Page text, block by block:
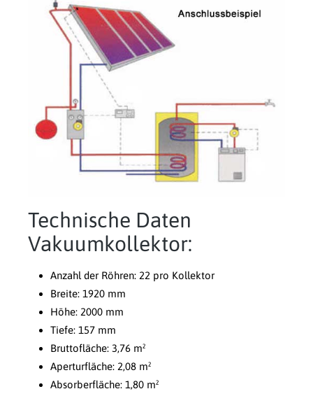
Technische Daten
Vakuumkollektor:
Anzahl der Röhren: 22 pro Kollektor
Breite: 1920 mm
Höhe: 2000 mm
Tiefe: 157 mm
Bruttofläche: 3,76 m²
Aperturfläche: 2,08 m²
Absorberfläche: 1,80 m²